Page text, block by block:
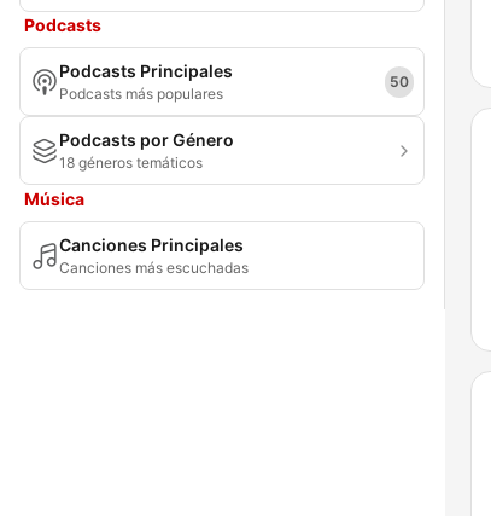
Podcasts
Podcasts Principales
Podcasts más populares
50
Podcasts por Género
18 géneros temáticos
Música
Canciones Principales
Canciones más escuchadas